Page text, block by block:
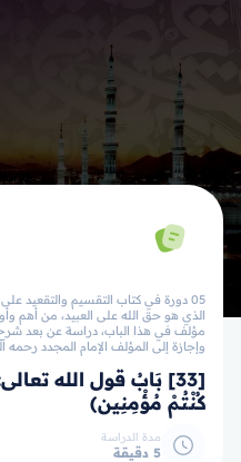
05 دورة في كتاب التقسيم والتقعيد
الذي هو حق الله على العبيد، من أهم
مؤلف في هذا الباب، دراسة عن بعد
وإجازة إلى المؤلف الإمام المجدد رحمه
[33] بَابُ قول الله
كُنْتُمْ مُؤْمِنِين﴾
مدة الدراسة
5 دقيقة